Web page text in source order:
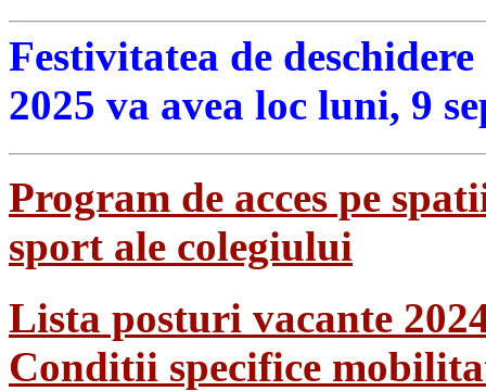
Festivitatea de
2025 va avea loc luni, 9
Program de acces pe
sport ale colegiului
Lista posturi vacante
Conditii specifice